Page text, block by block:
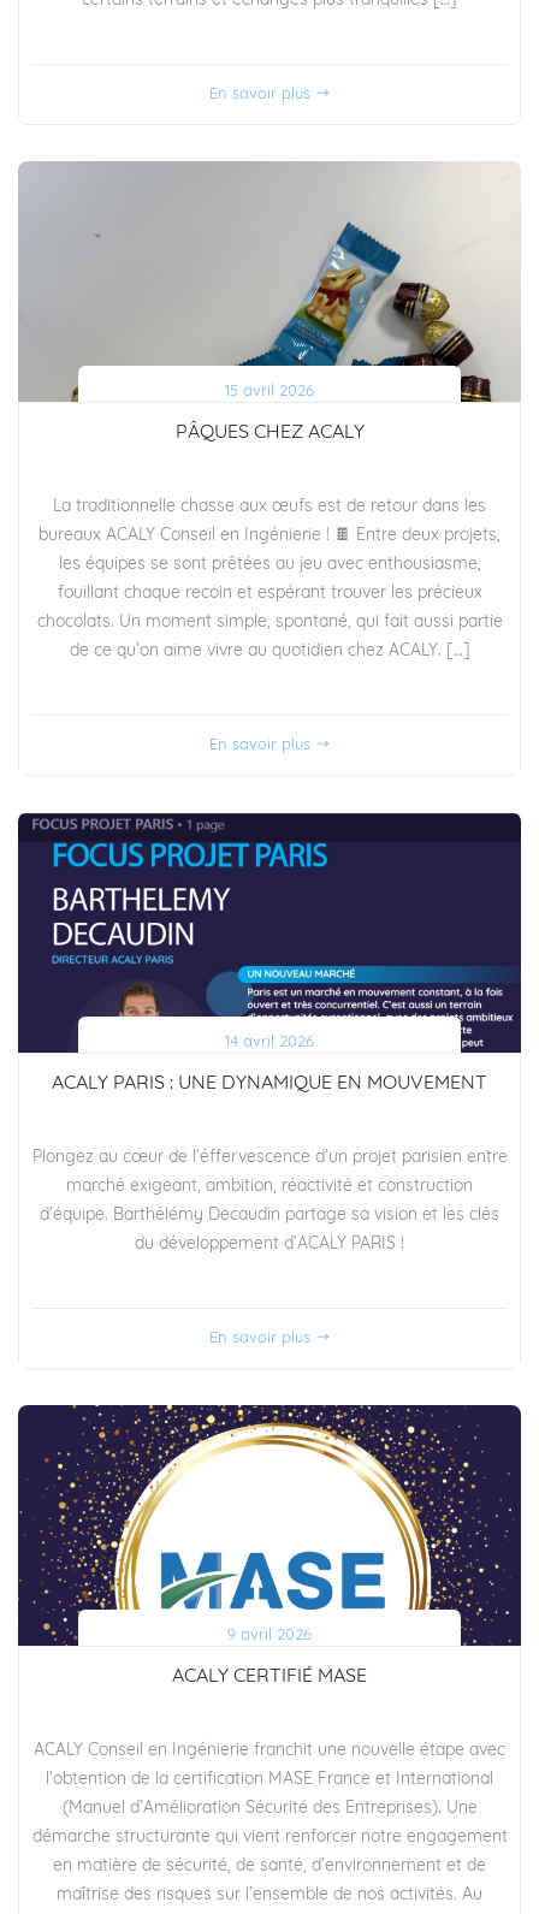
En savoir plus
15 avril 2026
PÂQUES CHEZ ACALY
La traditionnelle chasse aux œufs est de retour dans les
bureaux ACALY Conseil en Ingénierie ! 🍫 Entre deux projets,
les équipes se sont prêtées au jeu avec enthousiasme,
fouillant chaque recoin et espérant trouver les précieux
chocolats. Un moment simple, spontané, qui fait aussi partie
de ce qu’on aime vivre au quotidien chez ACALY. […]
En savoir plus
14 avril 2026
ACALY PARIS : UNE DYNAMIQUE EN MOUVEMENT
Plongez au cœur de l’éffervescence d’un projet parisien entre
marché exigeant, ambition, réactivité et construction
d’équipe. Barthélémy Decaudin partage sa vision et les clés
du développement d’ACALY PARIS !
En savoir plus
9 avril 2026
ACALY CERTIFIÉ MASE
ACALY Conseil en Ingénierie franchit une nouvelle étape avec
l’obtention de la certification MASE France et International
(Manuel d’Amélioration Sécurité des Entreprises). Une
démarche structurante qui vient renforcer notre engagement
en matière de sécurité, de santé, d’environnement et de
maîtrise des risques sur l’ensemble de nos activités. Au